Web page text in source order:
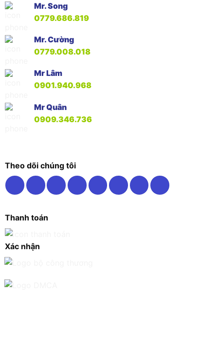
Mr. Song
0779.686.819
Mr. Cường
0779.008.018
Mr Lâm
0901.940.968
Mr Quân
0909.346.736
Theo dõi chúng tôi
Thanh toán
Xác nhận